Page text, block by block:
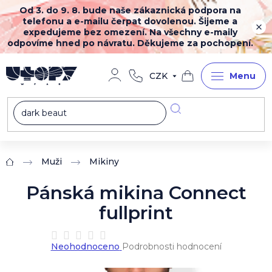
Přejít
na
obsah
Od 3. do 9. 8. bude naše zákaznická podpora na
telefonu a e-mailu čerpat dovolenou. Šijeme a
expedujeme bez omezení. Na všechny e-maily
odpovíme hned po návratu. Děkujeme za pochopení.
CZK
Nákupní
košík
Domů Muži Mikiny
Pánská mikina Connect
fullprint
Průměrné
hodnocení
Neohodnoceno Podrobnosti hodnocení